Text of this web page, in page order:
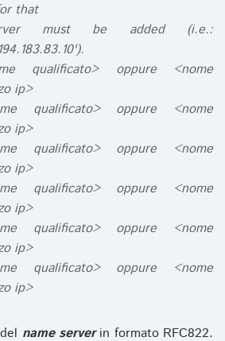
that
must be added (i.e.:
qualificato> oppure <nome
ip>
qualificato> oppure <nome
ip>
qualificato> oppure <nome
ip>
qualificato> oppure <nome
ip>
qualificato> oppure <nome
ip>
qualificato> oppure <nome
ip>
name serverin formato RFC822.